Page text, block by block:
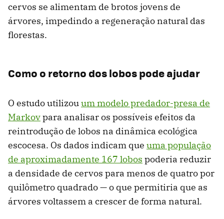
cervos se alimentam de brotos jovens de
árvores, impedindo a regeneração natural das
florestas.
Como o retorno dos lobos pode ajudar
O estudo utilizouum modelo predador-presa de
Markovpara analisar os possíveis efeitos da
reintrodução de lobos na dinâmica ecológica
escocesa. Os dados indicam que uma população
de aproximadamente 167 lobos poderia reduzir
a densidade de cervos para menos de quatro por
quilômetro quadrado — o que permitiria que as
árvores voltassem a crescer de forma natural.